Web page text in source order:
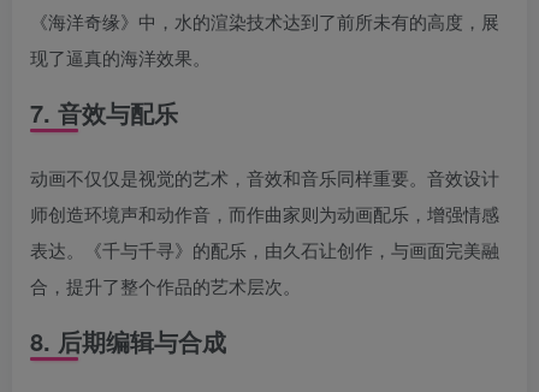
《海洋奇缘》中，水的渲染技术达到了前所未有的高度，展
现了逼真的海洋效果。
7. 音效与配乐
动画不仅仅是视觉的艺术，音效和音乐同样重要。音效设计
师创造环境声和动作音，而作曲家则为动画配乐，增强情感
表达。《千与千寻》的配乐，由久石让创作，与画面完美融
合，提升了整个作品的艺术层次。
8. 后期编辑与合成